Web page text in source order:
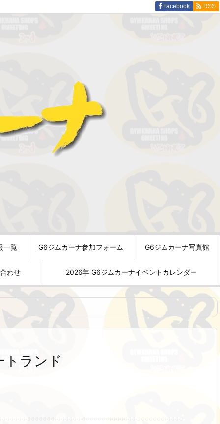
一覧 G6ジムカーナ参加フォーム G6ジムカーナ写真館
わせ 2026年 G6ジムカーナイベントカレンダー
Facebook RSS
ランド